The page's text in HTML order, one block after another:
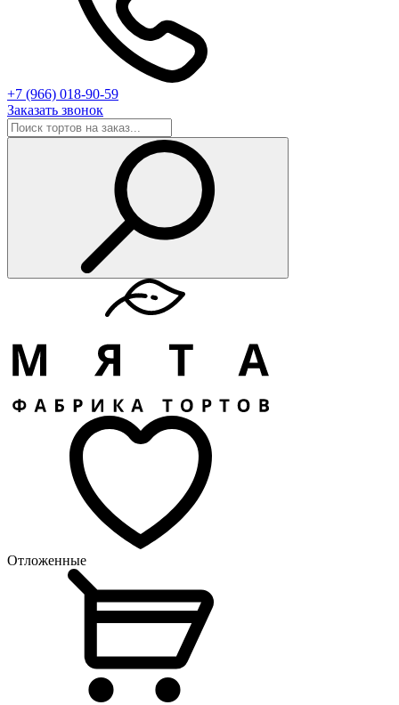
+7 (966) 018-90-59
Заказать звонок
Отложенные